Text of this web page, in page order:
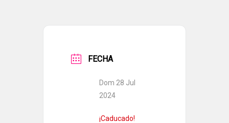
FECHA
Dom 28 Jul
2024
¡Caducado!